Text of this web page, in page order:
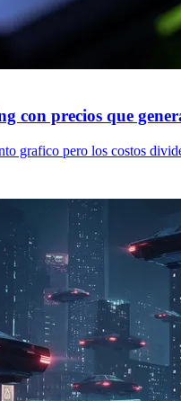
con precios que
grafico pero los costos